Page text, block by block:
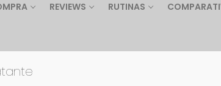
REVIEWS RUTINAS